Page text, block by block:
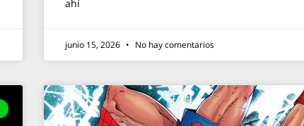
ahí
junio 15, 2026 No hay comentarios